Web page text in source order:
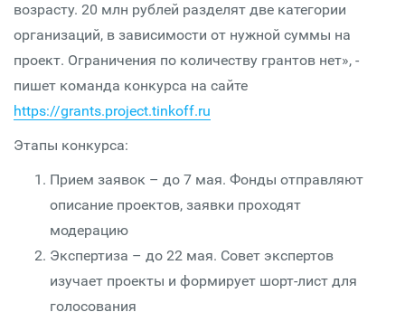
возрасту. 20 млн рублей разделят две категории
организаций, в зависимости от нужной суммы на
проект. Ограничения по количеству грантов нет», -
пишет команда конкурса на сайте
https://grants.project.tinkoff.ru
Этапы конкурса:
Прием заявок – до 7 мая. Фонды отправляют
описание проектов, заявки проходят
модерацию
Экспертиза – до 22 мая. Совет экспертов
изучает проекты и формирует шорт-лист для
голосования